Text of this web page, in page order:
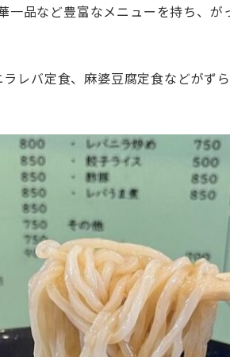
品など豊富なメニューを持ち、
レバ定食、麻婆豆腐定食などがず